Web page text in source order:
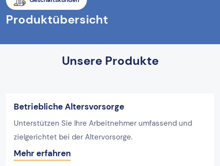
Produktübersicht
Unsere Produkte
Betriebliche Altersvorsorge
Unterstützen Sie Ihre Arbeitnehmer umfassend und
zielgerichtet bei der Altervorsorge.
Mehr erfahren